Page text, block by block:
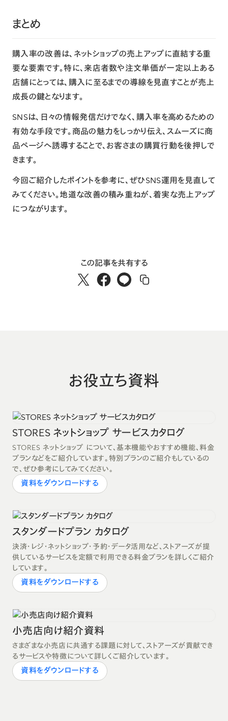
まとめ
購入率の改善は、ネットショップの売上アップに直結する重
要な要素です。特に、来店者数や注文単価が一定以上ある
店舗にとっては、購入に至るまでの導線を見直すことが売上
成長の鍵となります。
SNSは、日々の情報発信だけでなく、購入率を高めるための
有効な手段です。商品の魅力をしっかり伝え、スムーズに商
品ページへ誘導することで、お客さまの購買行動を後押しで
きます。
今回ご紹介したポイントを参考に、ぜひSNS運用を見直して
みてください。地道な改善の積み重ねが、着実な売上アップ
につながります。
この記事を共有する
お役立ち資料
STORES ネットショップ サービスカタログ
STORES ネットショップ について、基本機能やおすすめ機能、料金
プランなどをご紹介しています。特別プランのご紹介もしているの
で、ぜひ参考にしてみてください。
資料をダウンロードする
スタンダードプラン カタログ
決済・レジ・ネットショップ・予約・データ活用など、ストアーズが提
供しているサービスを定額で利用できる料金プランを詳しくご紹介
しています。
資料をダウンロードする
小売店向け紹介資料
さまざまな小売店に共通する課題に対して、ストアーズが貢献でき
るサービスや特徴について詳しくご紹介しています。
資料をダウンロードする